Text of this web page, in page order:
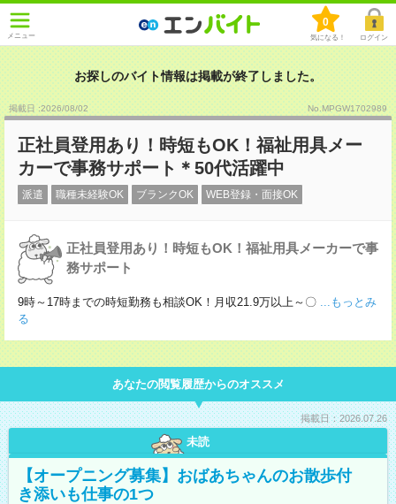
メニュー
0
気になる！ ログイン
お探しのバイト情報は掲載が終了しました。
掲載日 :2026/08/02 No.MPGW1702989
正社員登用あり！時短もOK！福祉用具メー
カーで事務サポート＊50代活躍中
派遣 職種未経験OK ブランクOK WEB登録・面接OK
正社員登用あり！時短もOK！福祉用具メーカーで事
務サポート
9時～17時までの時短勤務も相談OK！月収21.9万以上～〇 ...もっとみ
る
あなたの閲覧履歴からのオススメ
掲載日：2026.07.26
未読
【オープニング募集】おばあちゃんのお散歩付
き添いも仕事の1つ